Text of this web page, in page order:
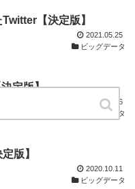
【決定版】
2021.05.25
ビッグデータ
定版】
2021.01.06
ビッグデータ
版】
2020.10.11
ビッグデータ